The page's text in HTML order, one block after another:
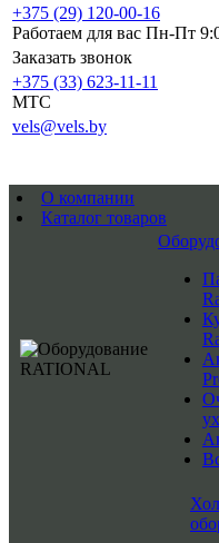
+375 (29) 120-00-16
Работаем для вас Пн-Пт
Заказать звонок
+375 (33) 623-11-11
MTC
vels@vels.by
О компании
Каталог товаров